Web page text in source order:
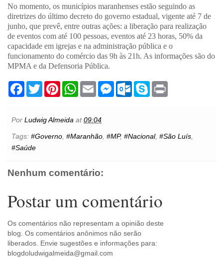
No momento, os municípios maranhenses estão seguindo as
diretrizes do último decreto do governo estadual, vigente até 7 de
junho, que prevê, entre outras ações: a liberação para realização
de eventos com até 100 pessoas, eventos até 23 horas, 50% da
capacidade em igrejas e na administração pública e o
funcionamento do comércio das 9h às 21h. As informações são do
MPMA e da Defensoria Pública.
F
b
o
k
T
w
t
e
P
r
s
W
s
A
p
E
m
l
M
e
g
e
O
k
.
S
Por Ludwig Almeida at09:04
Tags: #Governo #Maranhão #MP, #Nacional, #São Luís
#Saúde
Nenhum comentário:
Postar um comentário
Os comentários não representam a opinião deste
blog. Os comentários anônimos não serão
liberados. Envie sugestões e informações para:
blogdoludwigalmeida@gmail.com